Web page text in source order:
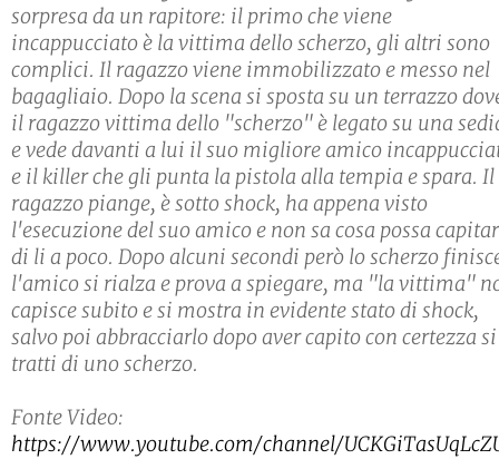
sorpresa da un rapitore: il primo che viene
incappucciato è la vittima dello scherzo, gli altri sono
complici. Il ragazzo viene immobilizzato e messo nel
bagagliaio. Dopo la scena si sposta su un terrazzo
il ragazzo vittima dello "scherzo" è legato su una
e vede davanti a lui il suo migliore amico
e il killer che gli punta la pistola alla tempia e spara. Il
ragazzo piange, è sotto shock, ha appena visto
l'esecuzione del suo amico e non sa cosa possa
di li a poco. Dopo alcuni secondi però lo scherzo
l'amico si rialza e prova a spiegare, ma "la vittima"
capisce subito e si mostra in evidente stato di shock,
salvo poi abbracciarlo dopo aver capito con certezza si
tratti di uno scherzo.
Fonte Video:
https://www.youtube.com/channel/